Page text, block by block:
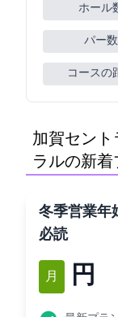
ホール
パー数
コースの
加賀セント
ラルGC)の新
<冬季営業
必読
1月 11,000円